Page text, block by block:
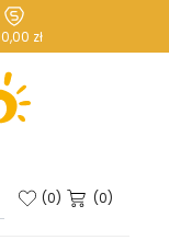
zł
(0) (0)